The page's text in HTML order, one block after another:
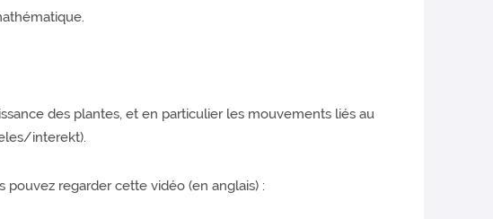
des plantes, et en particulier les mouvements liés au
interekt).
regarder cette vidéo (en anglais) :